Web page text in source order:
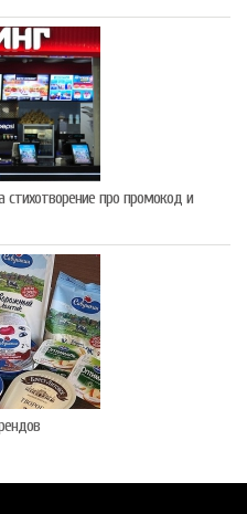
стихотворение про промокод и